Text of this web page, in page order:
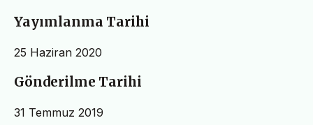
Yayımlanma Tarihi
25 Haziran 2020
Gönderilme Tarihi
31 Temmuz 2019